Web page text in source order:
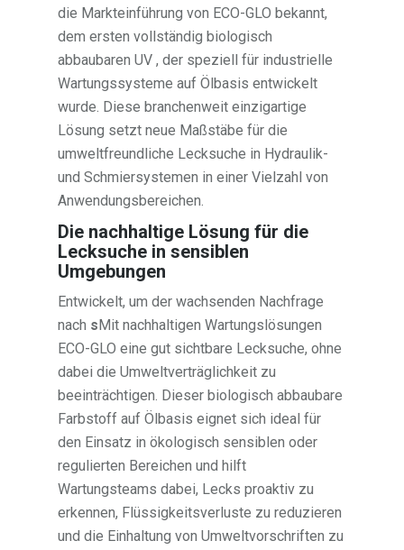
die Markteinführung von ECO-GLO bekannt,
dem ersten vollständig biologisch
abbaubaren UV , der speziell für industrielle
Wartungssysteme auf Ölbasis entwickelt
wurde. Diese branchenweit einzigartige
Lösung setzt neue Maßstäbe für die
umweltfreundliche Lecksuche in Hydraulik-
und Schmiersystemen in einer Vielzahl von
Anwendungsbereichen.
Die nachhaltige Lösung für die
Lecksuche in sensiblen
Umgebungen
Entwickelt, um der wachsenden Nachfrage
nach s Mit nachhaltigen Wartungslösungen
ECO-GLO eine gut sichtbare Lecksuche, ohne
dabei die Umweltverträglichkeit zu
beeinträchtigen. Dieser biologisch abbaubare
Farbstoff auf Ölbasis eignet sich ideal für
den Einsatz in ökologisch sensiblen oder
regulierten Bereichen und hilft
Wartungsteams dabei, Lecks proaktiv zu
erkennen, Flüssigkeitsverluste zu reduzieren
und die Einhaltung von Umweltvorschriften zu